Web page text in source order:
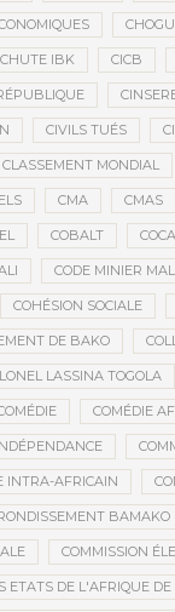
CHUTE IBK CICB
CIVILS TUÉS
CLASSEMENT MONDIAL
CMA CMAS
COBALT
CODE MINIER
COHÉSION SOCIALE
DE BAKO
LASSINA TOGOLA
COMÉDIE
INTRA-AFRICAIN
BAMAKO
COMMISSION
ETATS DE L'AFRIQUE DE